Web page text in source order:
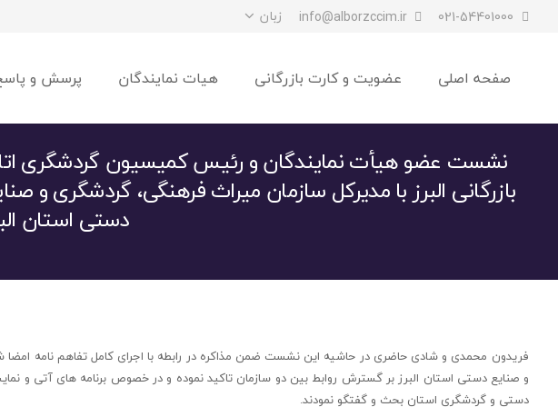
021-54401000
info@alborzccim.ir زبان
صفحه اصلی عضویت و کارت بازرگانی هیات نمایندگان پرسش و
نشست عضو هیأت نمایندگان و رئیس کمیسیون گردشگری
بازرگانی البرز با مدیرکل سازمان میراث فرهنگی، گردشگری و
دستی استان
فریدون محمدی و شادی حاضری در حاشیه این نشست ضمن مذاکره در رابطه با اجرای کامل تفاهم نامه امضا
و صنایع دستی استان البرز بر گسترش روابط بین دو سازمان تاکید نموده و در خصوص برنامه های آتی و
دستی و گردشگری استان بحث و گفتگو نمودند.